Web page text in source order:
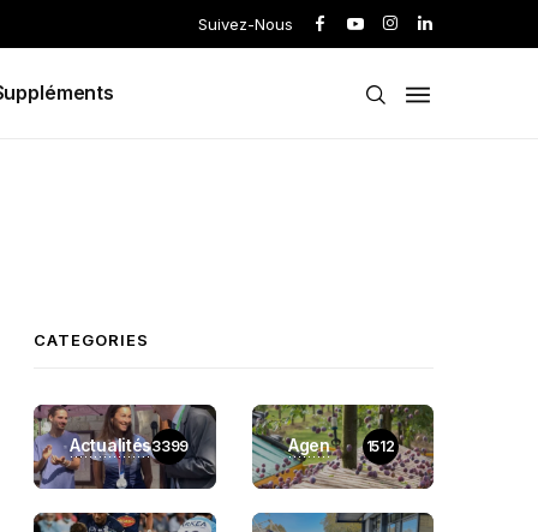
Suivez-Nous
CATEGORIES
Actualités3399 Agen 1512